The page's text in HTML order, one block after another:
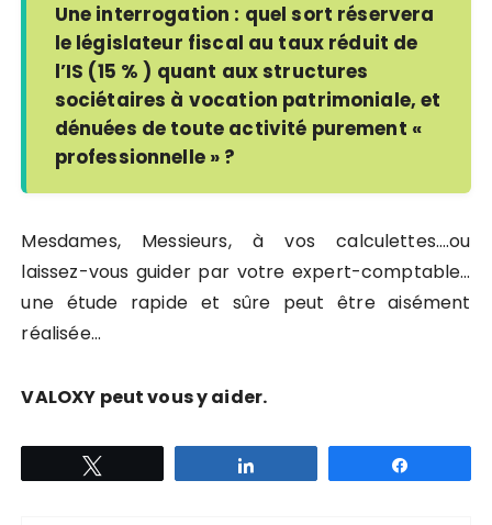
Une interrogation : quel sort réservera
le législateur fiscal au taux réduit de
l’IS (15 % ) quant aux structures
sociétaires à vocation patrimoniale, et
dénuées de toute activité purement «
professionnelle » ?
Mesdames, Messieurs, à vos calculettes….ou
laissez-vous guider par votre expert-comptable…
une étude rapide et sûre peut être aisément
réalisée…
VALOXY peut vous y aider.